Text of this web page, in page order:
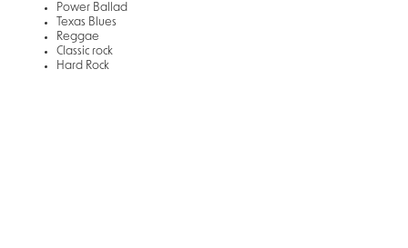
Power Ballad
Texas Blues
Reggae
Classic rock
Hard Rock